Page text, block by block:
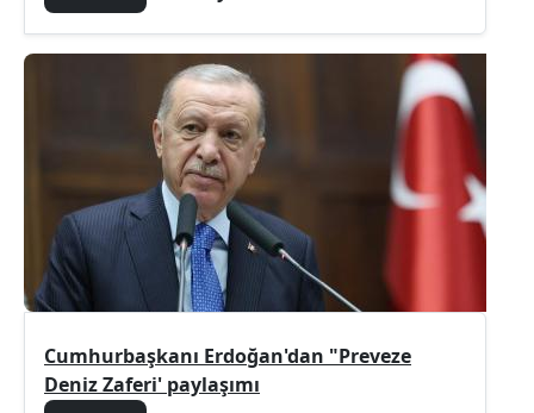
Cumhurbaşkanı Erdoğan'dan "Preveze
Deniz Zaferi' paylaşımı